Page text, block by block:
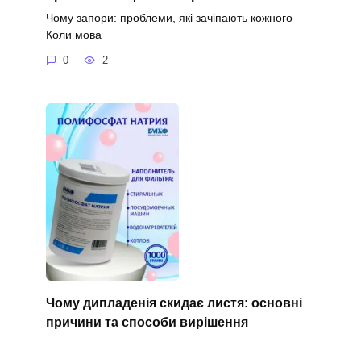
Чому запори: проблеми, які зачіпають кожного
Коли мова
0 2
Чому дипладенія скидає листя: основні
причини та способи вирішення